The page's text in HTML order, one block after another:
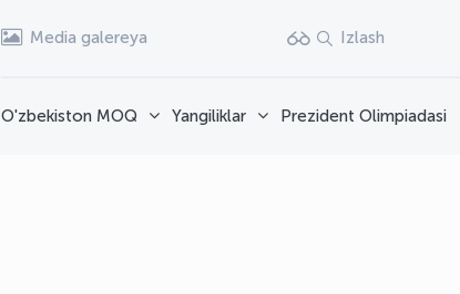
Media galereya Izlash
O'zbekiston MOQ Yangiliklar Prezident Olimpiadasi